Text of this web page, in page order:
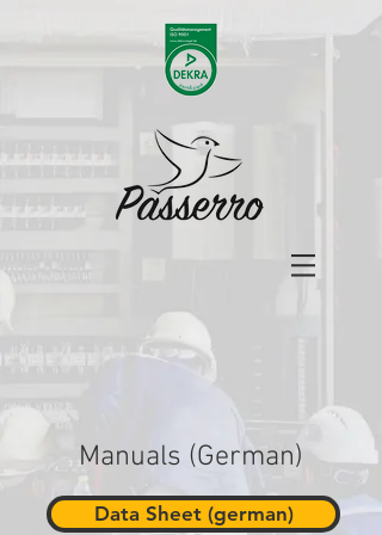
Manuals (German)
Data Sheet (german)